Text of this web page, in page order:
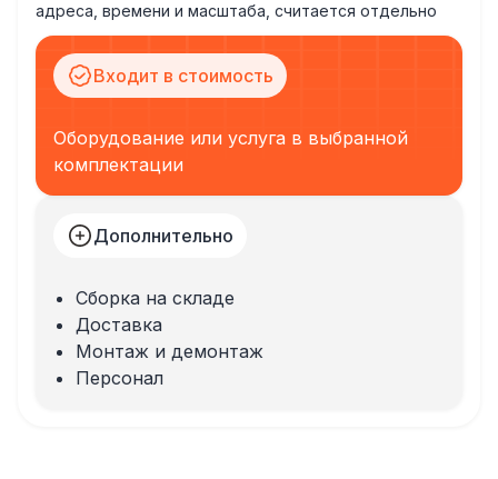
адреса, времени и масштаба, считается отдельно
Входит в стоимость
Оборудование или услуга в выбранной
комплектации
Дополнительно
Сборка на складе
Доставка
Монтаж и демонтаж
Персонал